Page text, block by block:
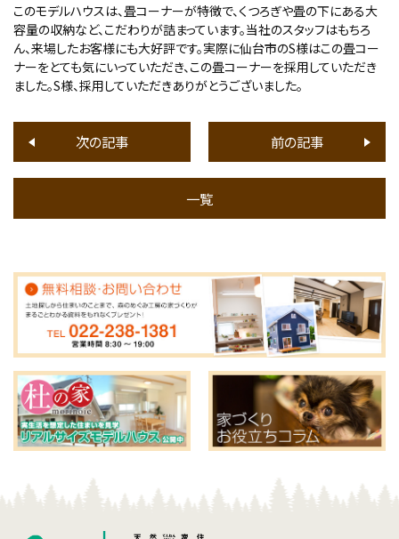
このモデルハウスは、畳コーナーが特徴で、くつろぎや畳の下にある大
容量の収納など、こだわりが詰まっています。当社のスタッフはもちろ
ん、来場したお客様にも大好評です。実際に仙台市のS様はこの畳コー
ナーをとても気にいっていただき、この畳コーナーを採用していただき
ました。S様、採用していただきありがとうございました。
次の記事
一覧
前の記事